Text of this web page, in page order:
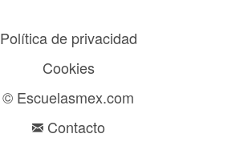
Política de privacidad
Cookies
© Escuelasmex.com
Contacto